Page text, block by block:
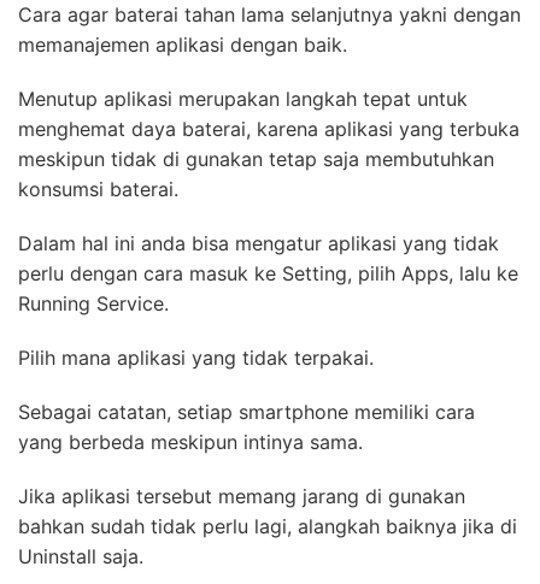
Cara agar baterai tahan lama selanjutnya yakni dengan
memanajemen aplikasi dengan baik.
Menutup aplikasi merupakan langkah tepat untuk
menghemat daya baterai, karena aplikasi yang terbuka
meskipun tidak di gunakan tetap saja membutuhkan
konsumsi baterai.
Dalam hal ini anda bisa mengatur aplikasi yang tidak
perlu dengan cara masuk ke Setting, pilih Apps, lalu ke
Running Service.
Pilih mana aplikasi yang tidak terpakai.
Sebagai catatan, setiap smartphone memiliki cara
yang berbeda meskipun intinya sama.
Jika aplikasi tersebut memang jarang di gunakan
bahkan sudah tidak perlu lagi, alangkah baiknya jika di
Uninstall saja.